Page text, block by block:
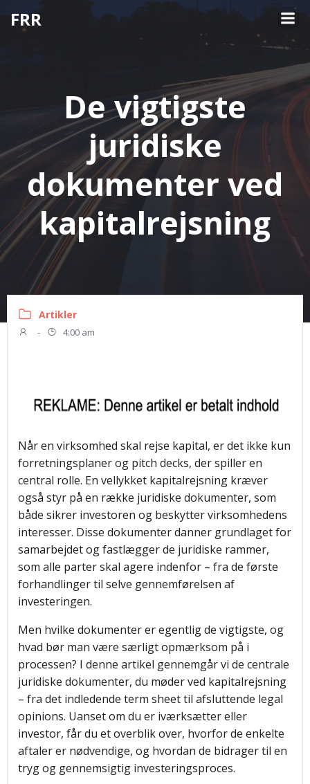
Videre
FRR
De vigtigste
juridiske
dokumenter ved
kapitalrejsning
Artikler
- 4:00 am
Når en virksomhed skal rejse kapital, er det ikke kun
forretningsplaner og pitch decks, der spiller en
central rolle. En vellykket kapitalrejsning kræver
også styr på en række juridiske dokumenter, som
både sikrer investoren og beskytter virksomhedens
interesser. Disse dokumenter danner grundlaget for
samarbejdet og fastlægger de juridiske rammer,
som alle parter skal agere indenfor – fra de første
forhandlinger til selve gennemførelsen af
investeringen.
Men hvilke dokumenter er egentlig de vigtigste, og
hvad bør man være særligt opmærksom på i
processen? I denne artikel gennemgår vi de centrale
juridiske dokumenter, du møder ved kapitalrejsning
– fra det indledende term sheet til afsluttende legal
opinions. Uanset om du er iværksætter eller
investor, får du et overblik over, hvorfor de enkelte
aftaler er nødvendige, og hvordan de bidrager til en
tryg og gennemsigtig investeringsproces.